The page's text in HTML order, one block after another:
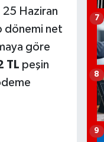
25 Haziran
dönemi net
göre
TL peşin
7
8
9